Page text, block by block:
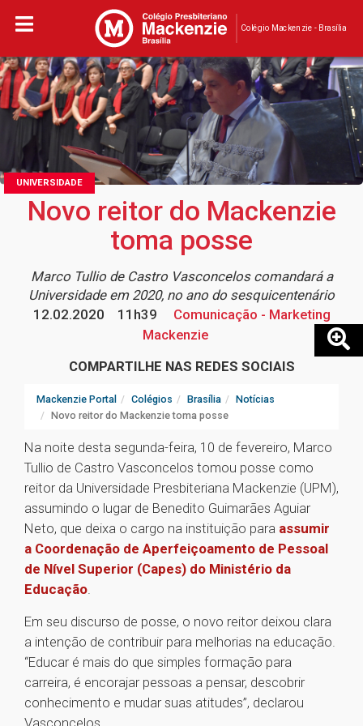
Colégio Mackenzie - Brasília
UNIVERSIDADE
Novo reitor do Mackenzie
toma posse
Marco Tullio de Castro Vasconcelos comandará a
Universidade em 2020, no ano do sesquicentenário
12.02.2020
11h39
Comunicação - Marketing
Mackenzie
COMPARTILHE NAS REDES SOCIAIS
Mackenzie Portal Colégios Brasília
Notícias
Novo reitor do Mackenzie toma posse
Na noite desta segunda-feira, 10 de fevereiro, Marco
Tullio de Castro Vasconcelos tomou posse como
reitor da Universidade Presbiteriana Mackenzie (UPM),
assumindo o lugar de Benedito Guimarães Aguiar
Neto, que deixa o cargo na instituição para assumir
a Coordenação de Aperfeiçoamento de Pessoal
de Nível Superior (Capes) do Ministério da
Educação.
Em seu discurso de posse, o novo reitor deixou clara
a intenção de contribuir para melhorias na educação.
“Educar é mais do que simples formação para
carreira, é encorajar pessoas a pensar, descobrir
conhecimento e mudar suas atitudes”, declarou